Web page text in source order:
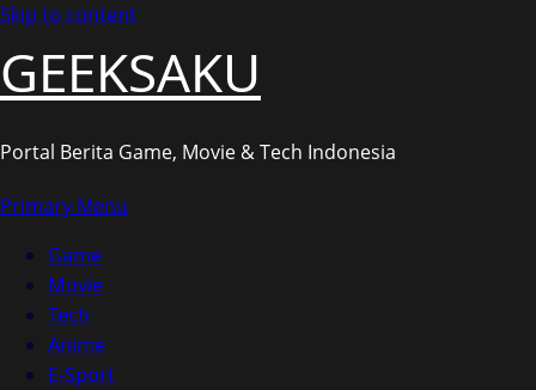
Skip to content
GEEKSAKU
Portal Berita Game, Movie & Tech Indonesia
Primary Menu
Game
Movie
Tech
Anime
E-Sport